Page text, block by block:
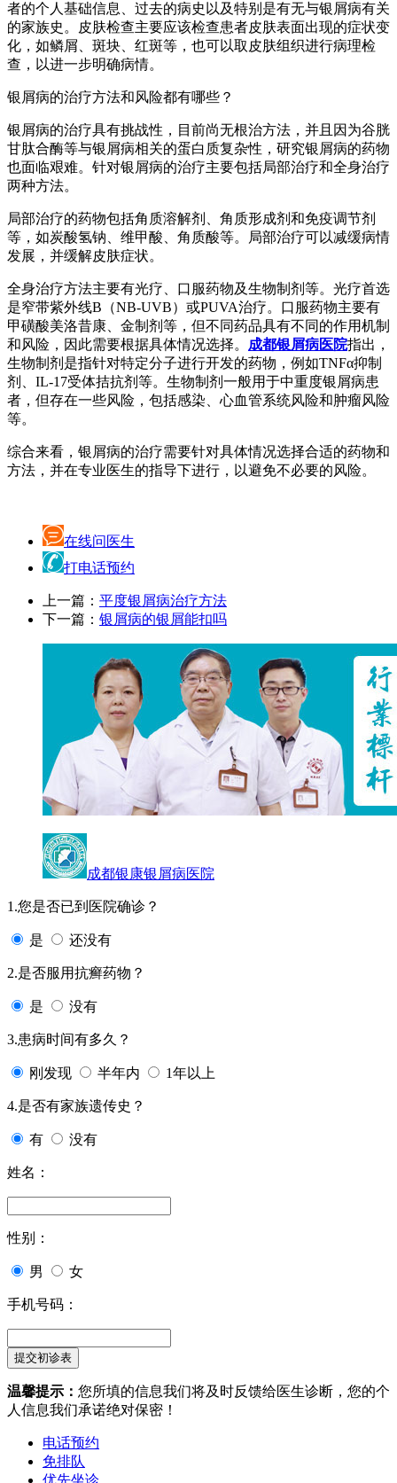
者的个人基础信息、过去的病史以及特别是有无与银屑病有关
的家族史。皮肤检查主要应该检查患者皮肤表面出现的症状变
化，如鳞屑、斑块、红斑等，也可以取皮肤组织进行病理检
查，以进一步明确病情。
银屑病的治疗方法和风险都有哪些？
银屑病的治疗具有挑战性，目前尚无根治方法，并且因为谷胱
甘肽合酶等与银屑病相关的蛋白质复杂性，研究银屑病的药物
也面临艰难。针对银屑病的治疗主要包括局部治疗和全身治疗
两种方法。
局部治疗的药物包括角质溶解剂、角质形成剂和免疫调节剂
等，如炭酸氢钠、维甲酸、角质酸等。局部治疗可以减缓病情
发展，并缓解皮肤症状。
全身治疗方法主要有光疗、口服药物及生物制剂等。光疗首选
是窄带紫外线B（NB-UVB）或PUVA治疗。口服药物主要有
甲磺酸美洛昔康、金制剂等，但不同药品具有不同的作用机制
和风险，因此需要根据具体情况选择。 成都银屑病医院指出，
生物制剂是指针对特定分子进行开发的药物，例如TNFα抑制
剂、IL-17受体拮抗剂等。生物制剂一般用于中重度银屑病患
者，但存在一些风险，包括感染、心血管系统风险和肿瘤风险
等。
综合来看，银屑病的治疗需要针对具体情况选择合适的药物和
方法，并在专业医生的指导下进行，以避免不必要的风险。
在线问医生
打电话预约
上一篇： 平度银屑病治疗方法
下一篇： 银屑病的银屑能扣吗
成都银康银屑病医院
1.您是否已到医院确诊？
是 还没有
2.是否服用抗癣药物？
是 没有
3.患病时间有多久？
刚发现 半年内 1年以上
4.是否有家族遗传史？
有 没有
姓名：
性别：
男 女
手机号码：
温馨提示： 您所填的信息我们将及时反馈给医生诊断，您的个
人信息我们承诺绝对保密！
电话预约
免排队